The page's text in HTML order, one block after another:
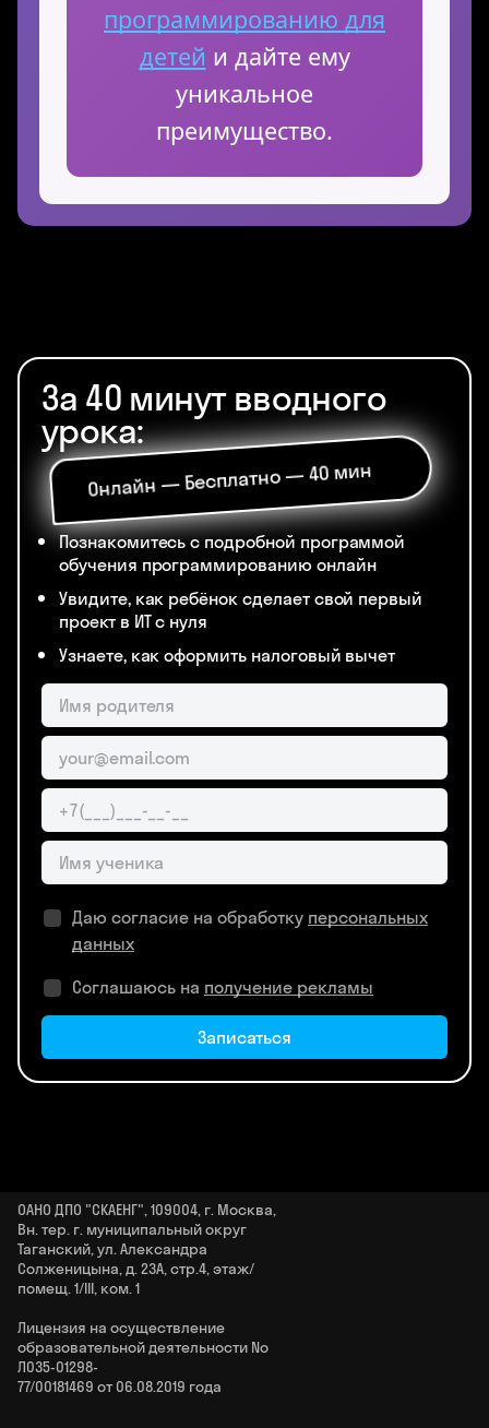
программированию для
детей и дайте ему
уникальное
преимущество.
За 40 минут вводного
урока:
Онлайн — Бесплатно — 40 мин
Познакомитесь с подробной программой
обучения программированию онлайн
Увидите, как ребёнок сделает свой первый
проект в ИТ с нуля
Узнаете, как оформить налоговый вычет
Даю согласие на обработку персональных
данных
Соглашаюсь на получение рекламы
Записаться
ОАНО ДПО "СКАЕНГ", 109004, г. Москва,
Вн. тер. г. муниципальный округ
Таганский, ул. Александра
Солженицына, д. 23А, стр.4, этаж/
помещ. 1/III, ком. 1
Лицензия на осуществление
образовательной деятельности No
Л035‑01298-
77/00181469 от 06.08.2019 года